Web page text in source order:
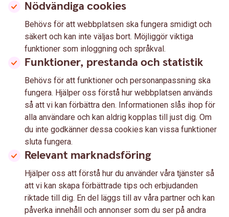
Nödvändiga cookies
Behövs för att webbplatsen ska fungera smidigt och
säkert och kan inte väljas bort. Möjliggör viktiga
funktioner som inloggning och språkval.
Funktioner, prestanda och statistik
Behövs för att funktioner och personanpassning ska
fungera. Hjälper oss förstå hur webbplatsen används
så att vi kan förbättra den. Informationen slås ihop för
alla användare och kan aldrig kopplas till just dig. Om
du inte godkänner dessa cookies kan vissa funktioner
sluta fungera.
Relevant marknadsföring
Hjälper oss att förstå hur du använder våra tjänster så
att vi kan skapa förbättrade tips och erbjudanden
riktade till dig. En del läggs till av våra partner och kan
påverka innehåll och annonser som du ser på andra